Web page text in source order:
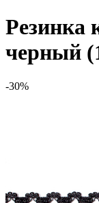
Резинка
черный
-30%